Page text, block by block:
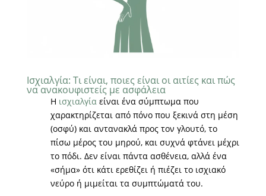
Ισχιαλγία: Τι είναι, ποιες είναι οι αιτίες και πώς
να ανακουφιστείς με ασφάλεια
Η ισχιαλγίαείναι ένα σύμπτωμα που
χαρακτηρίζεται από πόνο που ξεκινά στη μέση
(οσφύ) και αντανακλά προς τον γλουτό, το
πίσω μέρος του μηρού, και συχνά φτάνει μέχρι
το πόδι. Δεν είναι πάντα ασθένεια, αλλά ένα
«σήμα» ότι κάτι ερεθίζει ή πιέζει το ισχιακό
νεύρο ή μιμείται τα συμπτώματά του.